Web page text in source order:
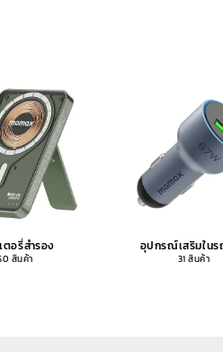
อรี่สำรอง
สินค้า
อุปกรณ์เสริมใน
31 สินค้า